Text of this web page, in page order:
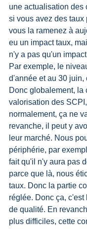
une actualisation des
si vous avez des
vous la ramenez à
eu un impact taux,
n'y a pas qu'un
Par exemple, le
d'année et au 30 juin,
Donc globalement, la
valorisation des
normalement, ça ne
revanche, il peut y
leur marché. Nous
périphérie, par
fait qu'il n'y aura pas
parce que là, nous
taux. Donc la partie
réglée. Donc ça,
de qualité. En
plus difficiles, cette